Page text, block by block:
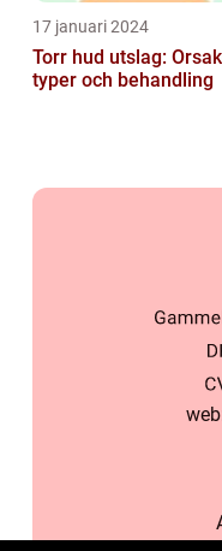
17 januari 2024
Torr hud utslag:
typer och behandling